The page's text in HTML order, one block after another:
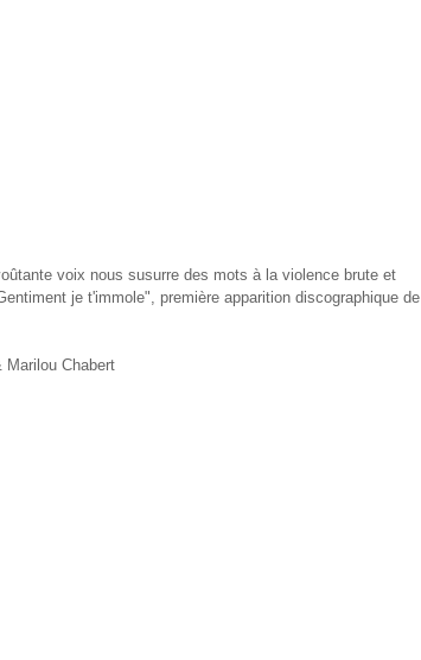
voix nous susurre des mots à la violence brute et
je t'immole", première apparition discographique de
Marilou Chabert